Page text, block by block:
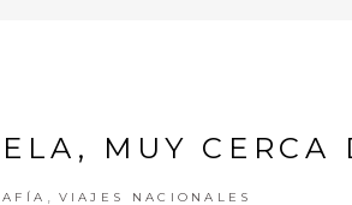
MUY CERCA
VIAJES NACIONALES